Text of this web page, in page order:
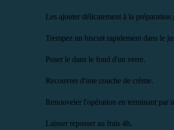
Les ajouter délicatement à la préparation
Trempez un biscuit rapidement dans le
Poser le dans le fond d'un verre.
Recouvrer d'une couche de crème.
Renouveler l'opération en terminant par
Laisser reposser au frais 4h.